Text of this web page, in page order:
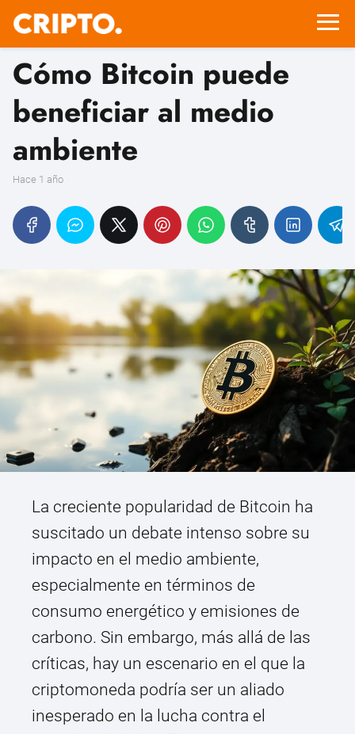
Cómo Bitcoin puede
beneficiar al medio
ambiente
hace 1 año
La creciente popularidad de Bitcoin ha
suscitado un debate intenso sobre su
impacto en el medio ambiente,
especialmente en términos de
consumo energético y emisiones de
carbono. Sin embargo, más allá de las
críticas, hay un escenario en el que la
criptomoneda podría ser un aliado
inesperado en la lucha contra el